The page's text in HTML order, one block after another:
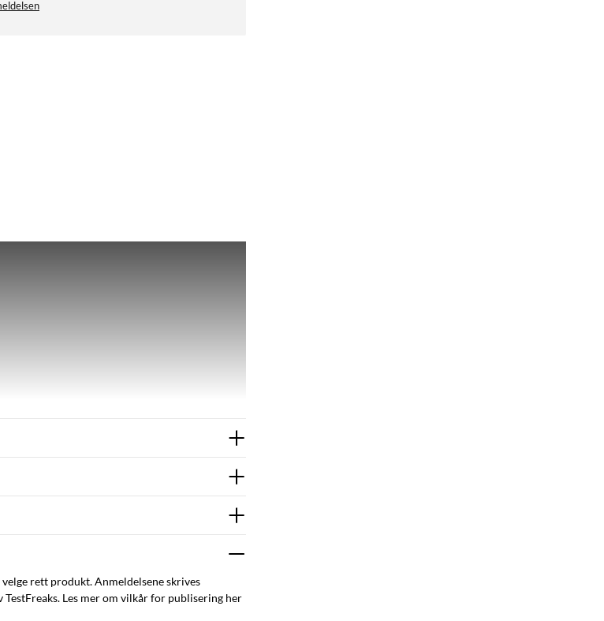
rett produkt. Anmeldelsene skrives
Les mer om vilkår for publisering her